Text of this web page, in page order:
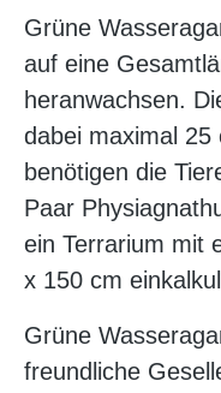
Grüne
auf eine
heranwachsen.
dabei maximal
benötigen die
Paar
ein Terrarium mit
x 150 cm
Grüne
freundliche